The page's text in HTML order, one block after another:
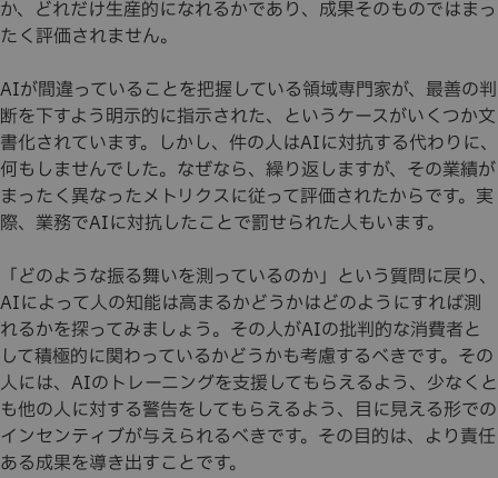
か、どれだけ生産的になれるかであり、成果そのものではまっ
たく評価されません。
AIが間違っていることを把握している領域専門家が、最善の判
断を下すよう明示的に指示された、というケースがいくつか文
書化されています。しかし、件の人はAIに対抗する代わりに、
何もしませんでした。なぜなら、繰り返しますが、その業績が
まったく異なったメトリクスに従って評価されたからです。実
際、業務でAIに対抗したことで罰せられた人もいます。
「どのような振る舞いを測っているのか」という質問に戻り、
AIによって人の知能は高まるかどうかはどのようにすれば測
れるかを探ってみましょう。その人がAIの批判的な消費者と
して積極的に関わっているかどうかも考慮するべきです。その
人には、AIのトレーニングを支援してもらえるよう、少なくと
も他の人に対する警告をしてもらえるよう、目に見える形での
インセンティブが与えられるべきです。その目的は、より責任
ある成果を導き出すことです。